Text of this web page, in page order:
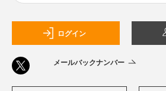
ログイン
メールバックナンバー